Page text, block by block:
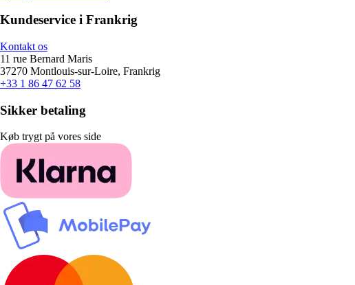
Kundeservice i Frankrig
Kontakt os
11 rue Bernard Maris
37270 Montlouis-sur-Loire, Frankrig
+33 1 86 47 62 58
Sikker betaling
Køb trygt på vores side